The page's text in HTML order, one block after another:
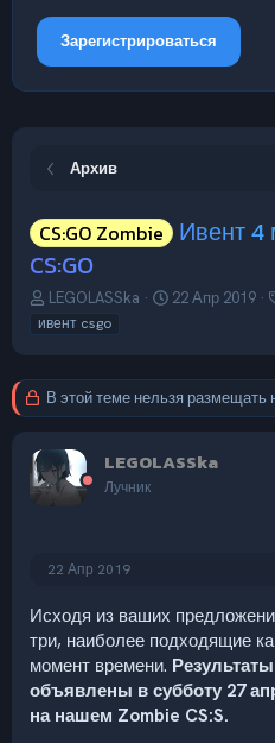
Зарегистрироваться
Архив
CS:GO Zombie
Ивент 4
CS:GO
А
в
т
р
т
ы
LEGOLASSka
Д
н
а
л
22 Апр 2019
ивент csgo
В этой теме нельзя размещать
LEGOLASSka
Лучник
22 Апр 2019
Исходя из ваших
три, наиболее подходящие
момент времени.
объявлены в субботу 27
на нашем Zombie CS:S.